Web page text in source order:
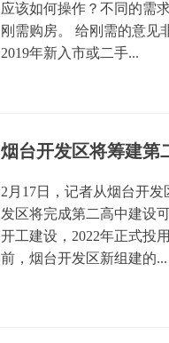
应该如何操作？不同的需
刚需购房。 给刚需的意见
2019年新入市或二手...
烟台开发区将筹建第
2月17日，记者从烟台开
发区将完成第二高中建设
开工建设，2022年正式投
前，烟台开发区新组建的...